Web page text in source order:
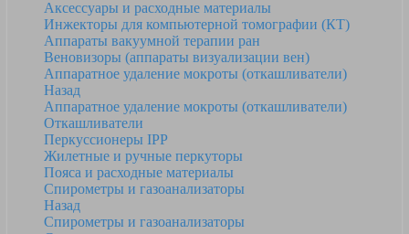
Аксессуары и расходные материалы
Инжекторы для компьютерной томографии (КТ)
Аппараты вакуумной терапии ран
Веновизоры (аппараты визуализации вен)
Аппаратное удаление мокроты (откашливатели)
Назад
Аппаратное удаление мокроты (откашливатели)
Откашливатели
Перкуссионеры IPP
Жилетные и ручные перкуторы
Пояса и расходные материалы
Спирометры и газоанализаторы
Назад
Спирометры и газоанализаторы